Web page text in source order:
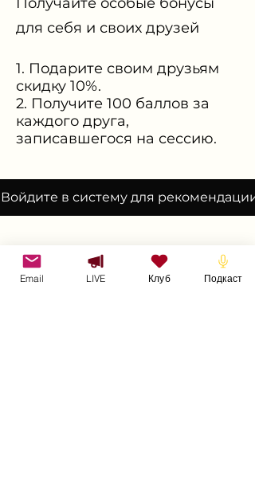
для себя и своих друзей
Подарите своим друзьям
скидку 10%.
Получите 100 баллов за
каждого друга,
записавшегося на сессию.
Войдите в систему для рекомендации
Нужна дополнительная информация?
Email LIVE Клуб Подкаст